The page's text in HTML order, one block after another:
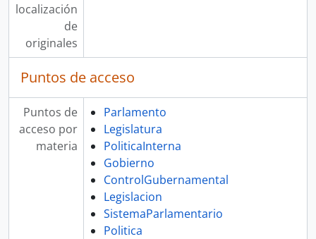
localización
de
originales
Puntos de acceso
Puntos de
acceso por
materia
Parlamento
Legislatura
PoliticaInterna
Gobierno
ControlGubernamental
Legislacion
SistemaParlamentario
Politica